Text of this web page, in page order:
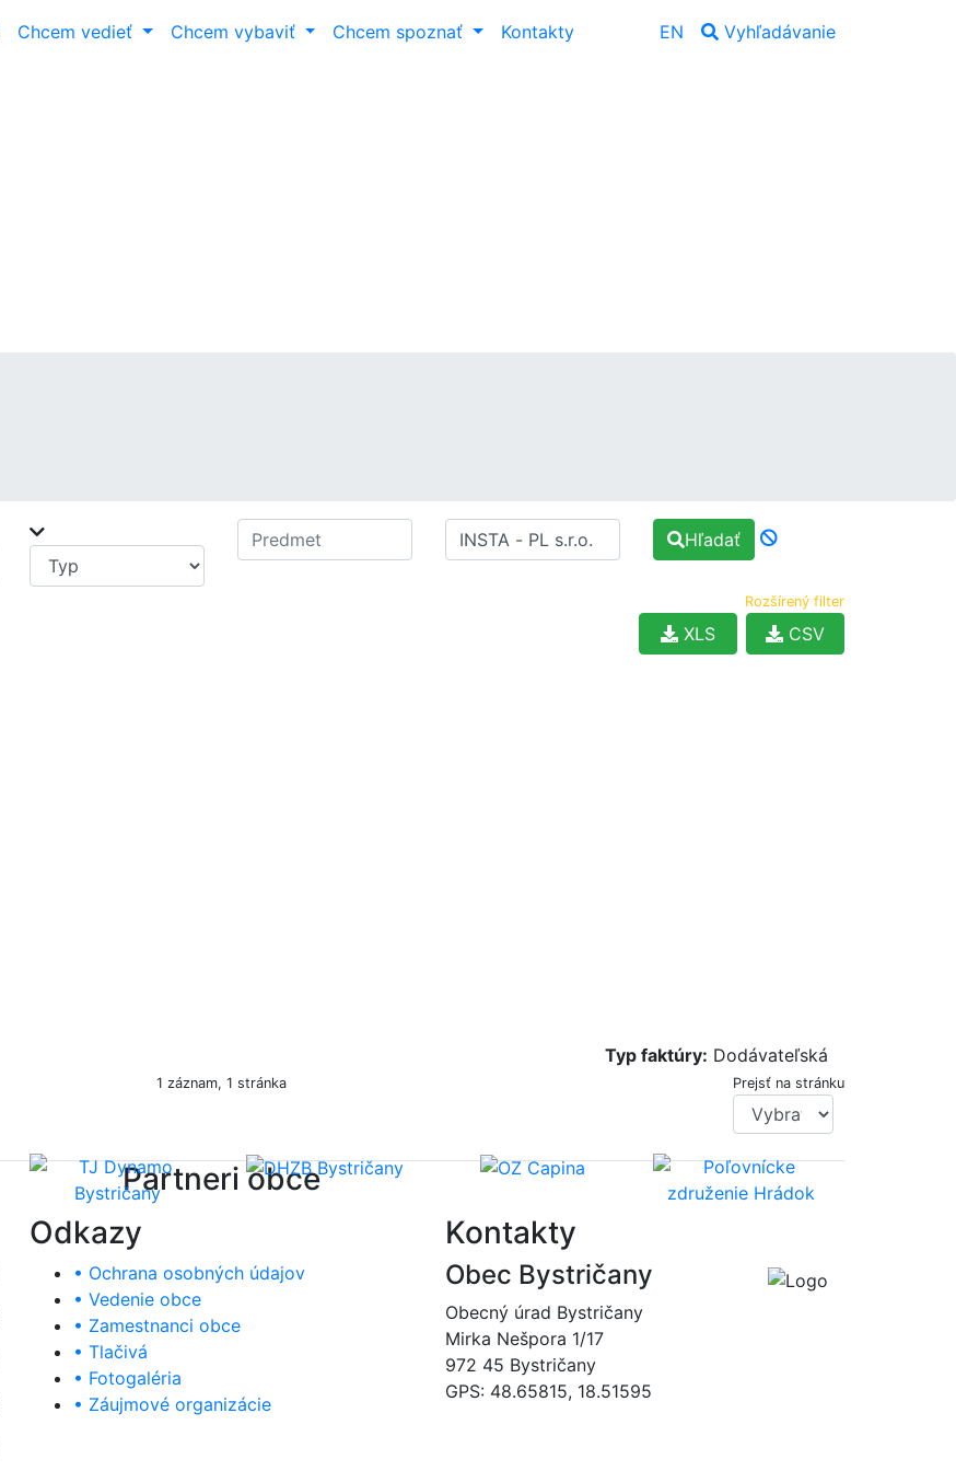
Chcem vedieť Chcem vybaviť Chcem spoznať Kontakty EN Vyhľadávanie
Hľadať
Rozšírený filter
CSV
XLS
Typ faktúry: Dodávateľská
1 záznam, 1 stránka Prejsť na stránku
Partneri obce
Odkazy
• Ochrana osobných údajov
• Vedenie obce
• Zamestnanci obce
• Tlačivá
• Fotogaléria
• Záujmové organizácie
Kontakty
Obec Bystričany
Obecný úrad Bystričany
Mirka Nešpora 1/17
972 45 Bystričany
GPS: 48.65815, 18.51595